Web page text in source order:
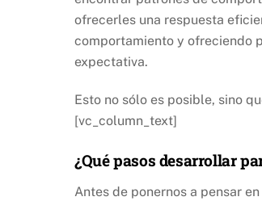
ofrecerles una respuesta
comportamiento y ofreciendo
expectativa.
Esto no sólo es posible, sino
[vc_column_text]
¿Qué pasos desarrollar
Antes de ponernos a pensar